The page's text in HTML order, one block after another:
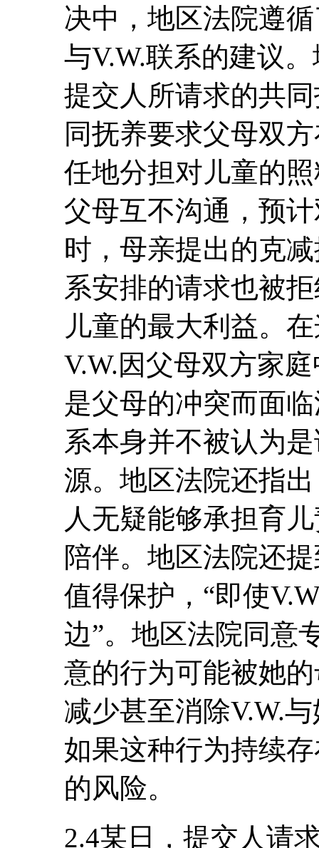
决中，地区法院遵
与V.W.联系的建议
提交人所请求的共
同抚养要求父母双
任地分担对儿童的
父母互不沟通，预
时，母亲提出的克
系安排的请求也被
儿童的最大利益。
V.W.因父母双方家
是父母的冲突而面
系本身并不被认为
源。地区法院还指
人无疑能够承担育
陪伴。地区法院还
值得保护，“即使
边”。地区法院同意
意的行为可能被她
减少甚至消除V.W.
如果这种行为持续
的风险。
2.4某日，提交人请